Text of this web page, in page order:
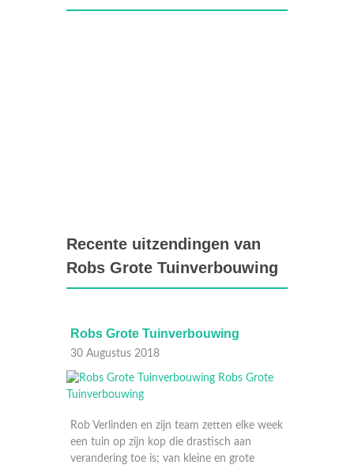
Recente uitzendingen van
Robs Grote Tuinverbouwing
Robs Grote Tuinverbouwing
30 Augustus 2018
Rob Verlinden en zijn team zetten elke week
een tuin op zijn kop die drastisch aan
verandering toe is; van kleine en grote